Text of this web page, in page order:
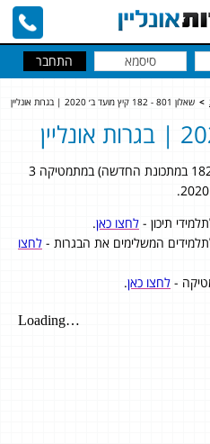
> שאלון 801 - 182 קיץ מועד ב׳ 2020 | בגרות אונליין
להלן טופס שאלון מספר 801 (שאלון 182 במתכונת החדשה) במתמטיקה 3
תיכון - לחצו כאן.
המשלימים את הבגרות - לחצו
- לחצו כאן.